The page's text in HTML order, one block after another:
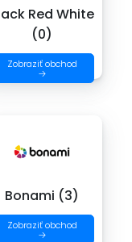
Red White
(0)
Zobraziť obchod
→
Bonami (3)
Zobraziť obchod
→